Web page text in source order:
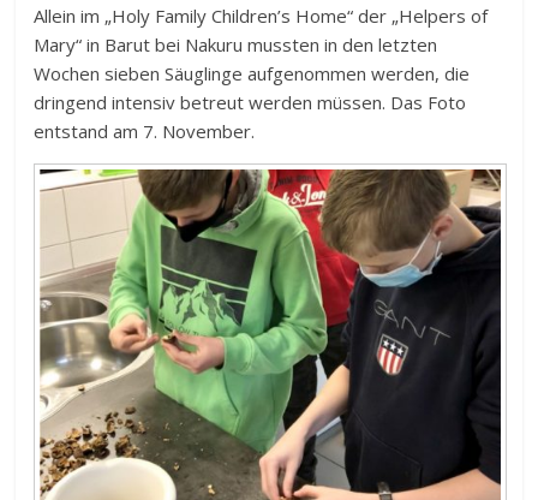
Allein im „Holy Family Children’s Home“ der „Helpers of
Mary“ in Barut bei Nakuru mussten in den letzten
Wochen sieben Säuglinge aufgenommen werden, die
dringend intensiv betreut werden müssen. Das Foto
entstand am 7. November.